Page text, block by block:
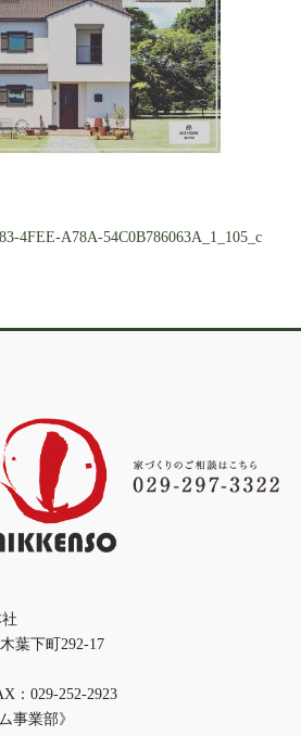
4FEE-A78A-54C0B786063A_1_105_c
葉下町292-17
：029-252-2923
事業部》